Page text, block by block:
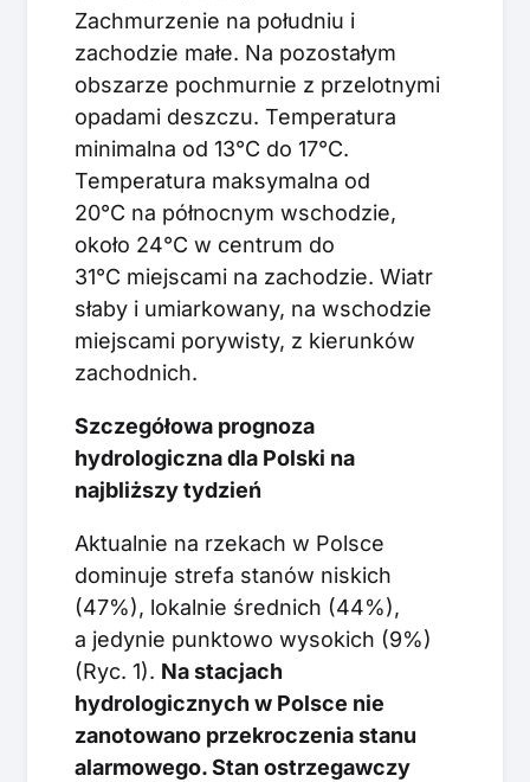
Zachmurzenie na południu i
zachodzie małe. Na pozostałym
obszarze pochmurnie z przelotnymi
opadami deszczu. Temperatura
minimalna od 13°C do 17°C.
Temperatura maksymalna od
20°C na północnym wschodzie,
około 24°C w centrum do
31°C miejscami na zachodzie. Wiatr
słaby i umiarkowany, na wschodzie
miejscami porywisty, z kierunków
zachodnich.
Szczegółowa prognoza
hydrologiczna dla Polski na
najbliższy tydzień
Aktualnie na rzekach w Polsce
dominuje strefa stanów niskich
(47%), lokalnie średnich (44%),
a jedynie punktowo wysokich (9%)
(Ryc. 1). Na stacjach
hydrologicznych w Polsce nie
zanotowano przekroczenia stanu
alarmowego. Stan ostrzegawczy